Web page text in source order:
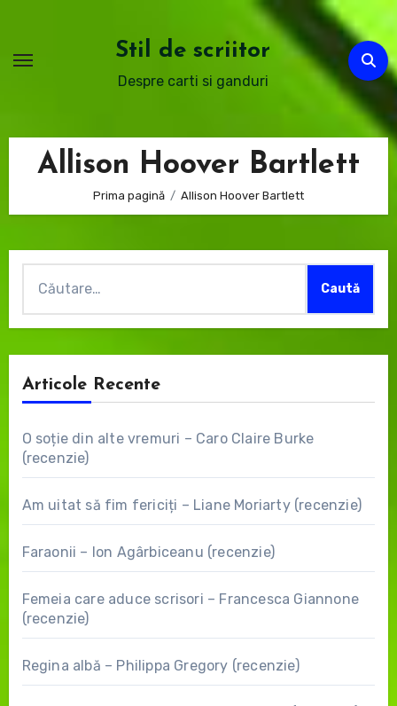
conținut
Stil de scriitor
Despre carti si ganduri
Allison Hoover Bartlett
Prima pagină Allison Hoover Bartlett
Articole Recente
O soție din alte vremuri – Caro Claire Burke
(recenzie)
Am uitat să fim fericiți – Liane Moriarty (recenzie)
Faraonii – Ion Agârbiceanu (recenzie)
Femeia care aduce scrisori – Francesca Giannone
(recenzie)
Regina albă – Philippa Gregory (recenzie)